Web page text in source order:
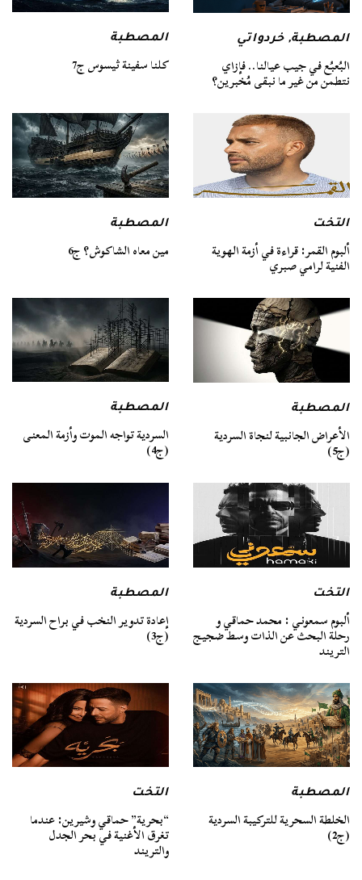
المصطبة,خردواتي
البُعبُع في جيب عيالنا.. فإزاي
نتطمن من غير ما نبقى مُخبرين؟
المصطبة
كلنا سفينة ثيسوس ج7
التخت
ألبوم القمر: قراءة في أزمة الهوية
الفنية لرامي صبري
المصطبة
مين معاه الشاكوش؟ ج6
المصطبة
الأعراض الجانبية لنجاة السردية
(ج5)
المصطبة
السردية تواجه الموت وأزمة المعنى
(ج4)
التخت
ألبوم سمعوني : محمد حماقي و
رحلة البحث عن الذات وسط ضجيج
التريند
المصطبة
إعادة تدوير النخب في براح السردية
(ج3)
المصطبة
الخلطة السحرية للتركيبة السردية
(ج2)
التخت
“بحرية” حماقي وشيرين: عندما
تغرق الأغنية في بحر الجدل
والتريند